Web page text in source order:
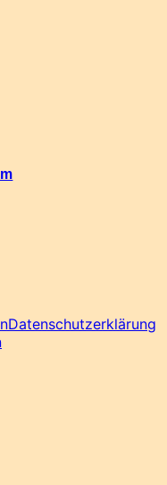
Datenschutzerklärung